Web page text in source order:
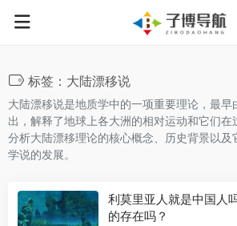
标签：大陆漂移说
大陆漂移说是地质学中的一项重要理论，最早
出，解释了地球上各大洲的相对运动和它们在
分析大陆漂移理论的核心概念、历史背景以及
学说的发展。
利莫里亚人就是中国人
的存在吗？